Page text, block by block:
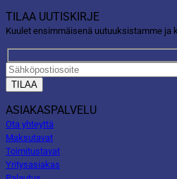
TILAA UUTISKIRJE
Kuulet ensimmäisenä uutuuksistamme ja
ASIAKASPALVELU
Ota yhteyttä
Maksutavat
Toimitustavat
Yritysasiakas